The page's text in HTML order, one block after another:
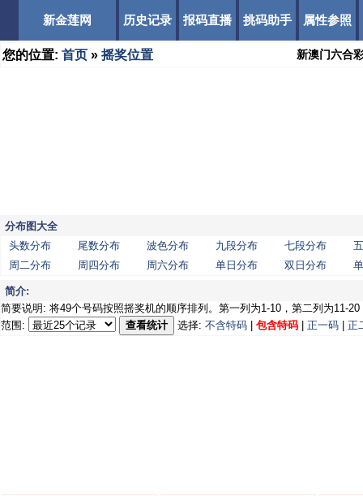
新金莲网 历史记录 报码直播 挑码助手 属性参照
您的位置: 首页 » 摇奖位置 新澳门六合
分布图大全
头数分布
尾数分布 波色分布 九段分布 七段分布
周二分布
周四分布 周六分布 单日分布 双日分布
简介:
简要说明: 将49个号码按照摇奖机的顺序排列。第一列为1-10，第二列为11-
范围:
查看统计 选择: 不含特码 包含特码 正一码 正